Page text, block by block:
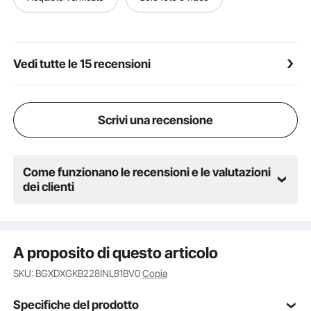
posta e i pacchi.
accanto ai portici o marciapiedi.
Vedi tutte le 15 recensioni
Scrivi una recensione
Come funzionano le recensioni e le valutazioni
dei clienti
A proposito di questo articolo
SKU: BGXDXGKB228INL81BV0Copia
Specifiche del prodotto